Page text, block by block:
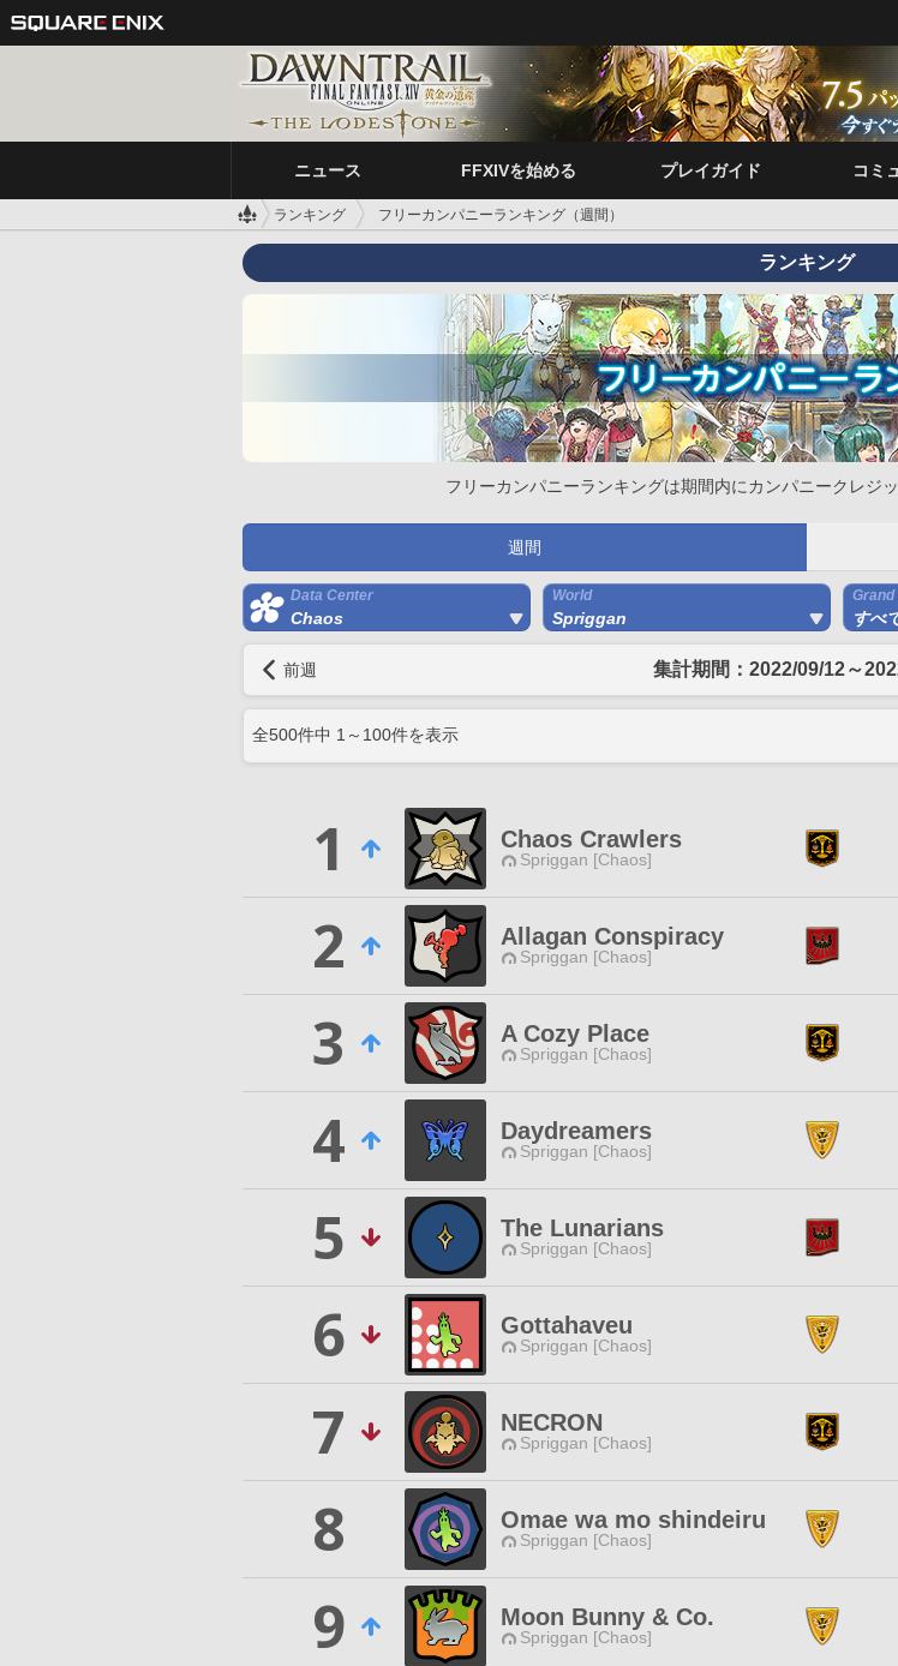
ニュース FFXIVを始める プレイガイド コミ
ランキング フリーカンパニーランキング（週間）
ランキング
フリーカンパニーランキングは期間内にカンパニークレジ
週間
Data Center
Chaos
World
Spriggan
Grand
すべ
前週 集計期間：2022/09/12～
全500件中 1 ～ 100件を表示
1 Chaos Crawlers
Spriggan [Chaos]
2
Allagan Conspiracy
Spriggan [Chaos]
3
A Cozy Place
Spriggan [Chaos]
4
Daydreamers
Spriggan [Chaos]
5
The Lunarians
Spriggan [Chaos]
6
Gottahaveu
Spriggan [Chaos]
7
NECRON
Spriggan [Chaos]
8
Omae wa mo shindeiru
Spriggan [Chaos]
9
Moon Bunny & Co.
Spriggan [Chaos]